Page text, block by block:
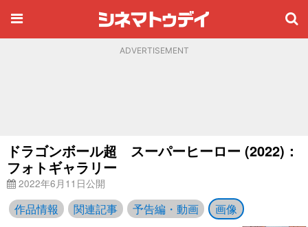
ADVERTISEMENT
ドラゴンボール超 スーパーヒーロー (2022)：
フォトギャラリー
2022年6月11日公開
作品情報 関連記事 予告編・動画 画像